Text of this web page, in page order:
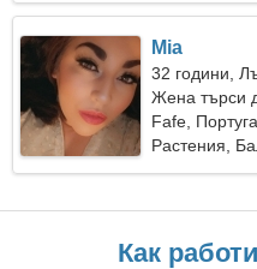
Mia
32 години,
Жена търси
Fafe,
Растения,
Как